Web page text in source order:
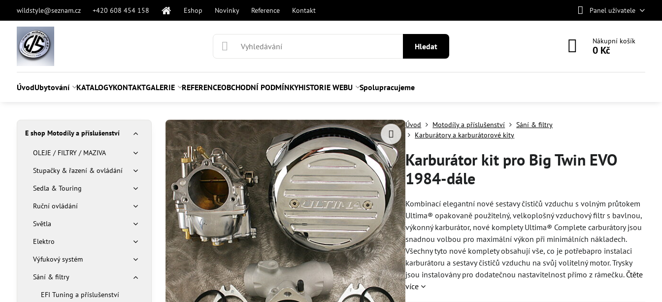
wildstyle@seznam.cz +420 608 454 158 Eshop Novinky Reference Kontakt Panel uživatele
Hledat
Nákupní košík
0 Kč
ÚvodUbytování KATALOGYKONTAKTGALERIE REFERENCEOBCHODNÍ PODMÍNKYHISTORIE WEBU Spolupracujeme
Úvod Motodíly a příslušenství
Sání & filtry
Karburátory a karburátorové kity
Karburátor kit pro Big Twin EVO
1984-dále
Kombinací elegantní nové sestavy čističů vzduchu s volným průtokem
Ultima® opakovaně použitelný, velkoplošný vzduchový filtr s bavlnou,
výkonný karburátor, nové komplety Ultima® Complete carburátory jsou
snadnou volbou pro maximální výkon při minimálních nákladech.
Všechny tyto nové komplety obsahují vše, co je potřebapro instalaci
karburátoru a sestavy čističů vzduchu na svůj volitelný motor. Trysky
jsou instalovány pro dodatečnou nastavitelnost přímo z rámečku. Čtěte
více
E shop Motodíly a příslušenství
OLEJE / FILTRY / MAZIVA
Stupačky & řazení & ovládání
Sedla & Touring
Ruční ovládání
Světla
Elektro
Výfukový systém
Sání & filtry
EFI Tuning a příslušenství